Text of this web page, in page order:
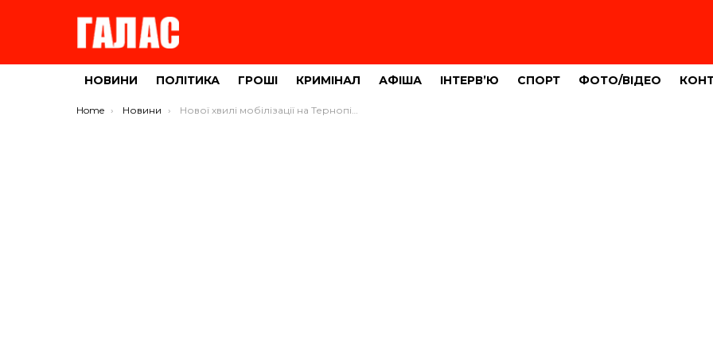
НОВИНИ ПОЛІТИКА ГРОШІ КРИМІНАЛ АФІША ІНТЕРВ’Ю СПОРТ ФОТО/ВІДЕО
You are here:
Home Новини Нової хвилі мобілізації на Тернопільщині поки що не буде